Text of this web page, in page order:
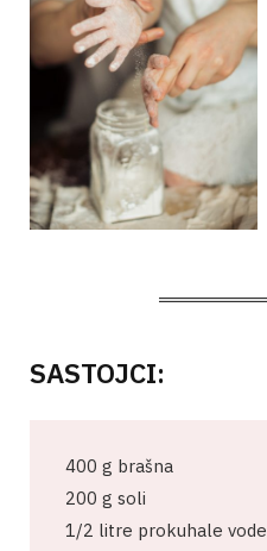
SASTOJCI:
400 g brašna
200 g soli
1/2 litre prokuhale vode